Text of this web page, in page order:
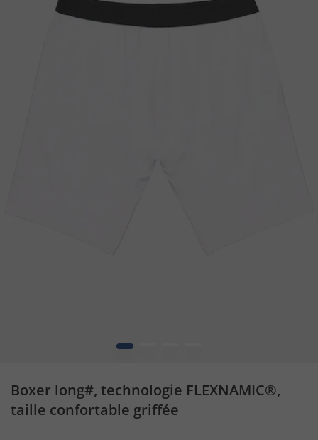
1
Boxer long#, technologie FLEXNAMIC®,
taille confortable griffée